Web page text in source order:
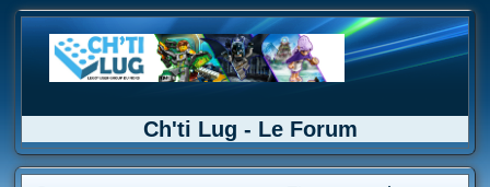
Ch'ti Lug - Le Forum